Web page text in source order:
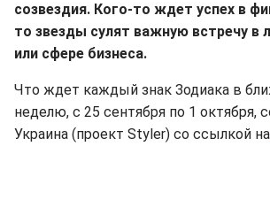
созвездия. Кого-то ждет успех в
то звезды сулят важную встречу в
или сфере бизнеса.
Что ждет каждый знак Зодиака в
неделю, с 25 сентября по 1 октября,
Украина (проект Styler) со ссылкой на